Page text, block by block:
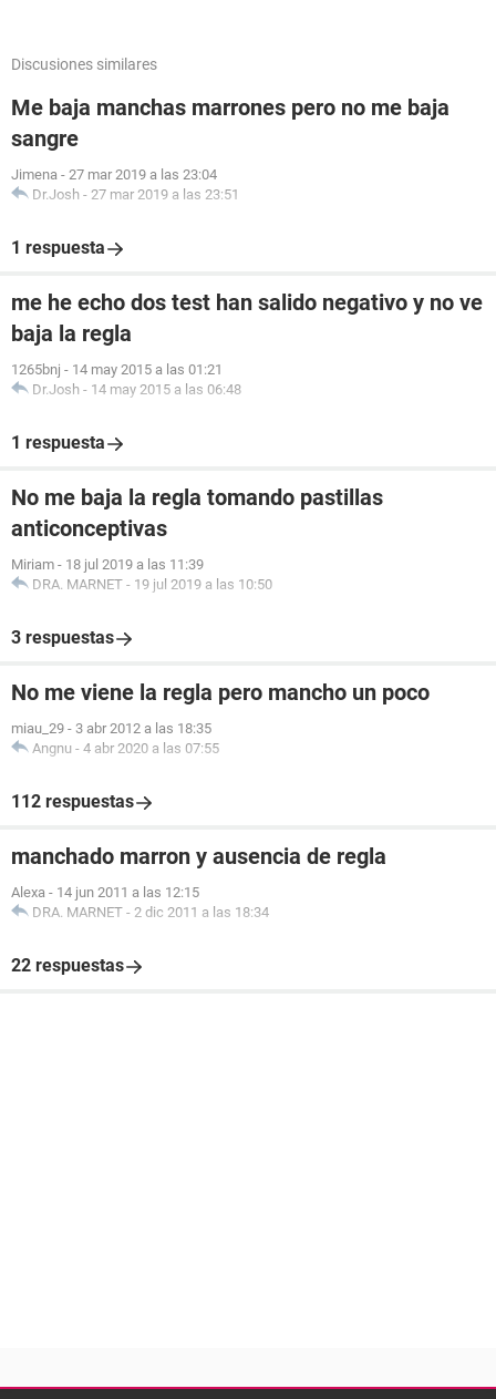
Discusiones similares
Me baja manchas marrones pero no me baja
sangre
Jimena - 27 mar 2019 a las 23:04
Dr.Josh - 27 mar 2019 a las 23:51
1 respuesta
me he echo dos test han salido negativo y no ve
baja la regla
1265bnj - 14 may 2015 a las 01:21
Dr.Josh - 14 may 2015 a las 06:48
1 respuesta
No me baja la regla tomando pastillas
anticonceptivas
Miriam - 18 jul 2019 a las 11:39
DRA. MARNET - 19 jul 2019 a las 10:50
3 respuestas
No me viene la regla pero mancho un poco
miau_29 - 3 abr 2012 a las 18:35
Angnu - 4 abr 2020 a las 07:55
112 respuestas
manchado marron y ausencia de regla
Alexa - 14 jun 2011 a las 12:15
DRA. MARNET - 2 dic 2011 a las 18:34
22 respuestas